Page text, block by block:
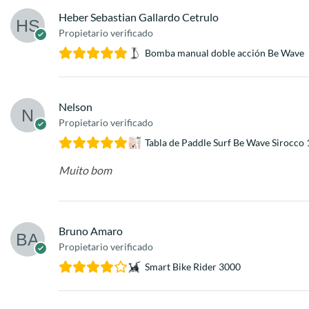
Heber Sebastian Gallardo Cetrulo
Propietario verificado
Bomba manual doble acción Be Wave
Nelson
Propietario verificado
Tabla de Paddle Surf Be Wave Sirocco
Muito bom
Bruno Amaro
Propietario verificado
Smart Bike Rider 3000